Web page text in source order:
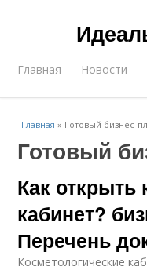
Главная Новости
Главная » Готовый бизнес-
Готовый
Как открыть
кабинет?
Перечень
Косметологические